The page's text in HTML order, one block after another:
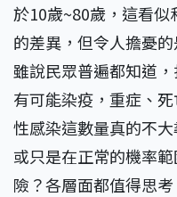
於10歲~80歲，這看
的差異，但令人擔憂
雖說民眾普遍都知道
有可能染疫，重症、
性感染這數量真的不
或只是在正常的機率
險？各層面都值得思